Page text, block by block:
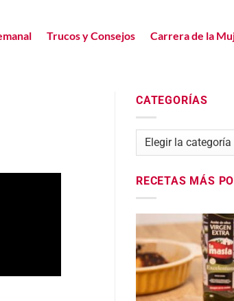
Trucos y Consejos Carrera de la
CATEGORÍAS
Categorías
RECETAS MÁS